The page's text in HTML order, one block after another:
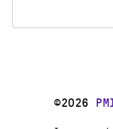
©2026